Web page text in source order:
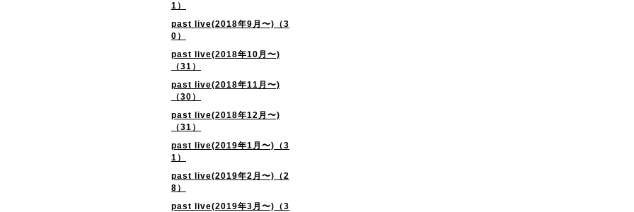
1）
past live(2018年9月〜)（3
0）
past live(2018年10月〜)
（31）
past live(2018年11月〜)
（30）
past live(2018年12月〜)
（31）
past live(2019年1月〜)（3
1）
past live(2019年2月〜)（2
8）
past live(2019年3月〜)（3